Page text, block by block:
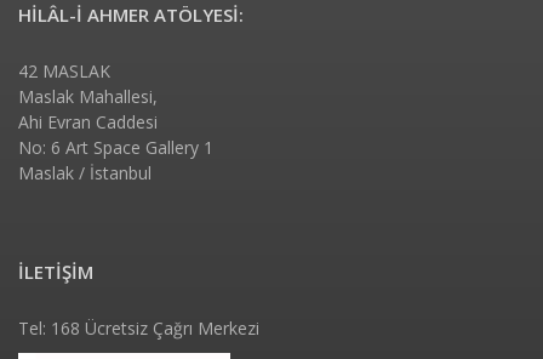
HİLÂL-İ AHMER ATÖLYESİ:
42 MASLAK
Maslak Mahallesi,
Ahi Evran Caddesi
No: 6 Art Space Gallery 1
Maslak / İstanbul
İLETİŞİM
Tel: 168 Ücretsiz Çağrı Merkezi